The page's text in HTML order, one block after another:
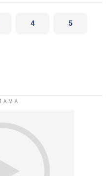
4 5